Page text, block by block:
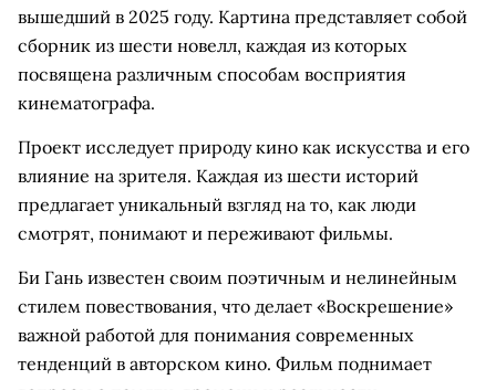
вышедший в 2025 году. Картина представляет собой
сборник из шести новелл, каждая из которых
посвящена различным способам восприятия
кинематографа.
Проект исследует природу кино как искусства и его
влияние на зрителя. Каждая из шести историй
предлагает уникальный взгляд на то, как люди
смотрят, понимают и переживают фильмы.
Би Гань известен своим поэтичным и нелинейным
стилем повествования, что делает «Воскрешение»
важной работой для понимания современных
тенденций в авторском кино. Фильм поднимает